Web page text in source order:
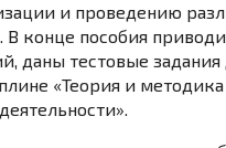
и проведению
В конце пособия
даны тестовые
«Теория и